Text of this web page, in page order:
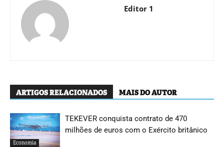
Editor 1
ARTIGOS RELACIONADOS MAIS DO AUTOR
Economia
TEKEVER conquista contrato de 470
milhões de euros com o Exército britânico